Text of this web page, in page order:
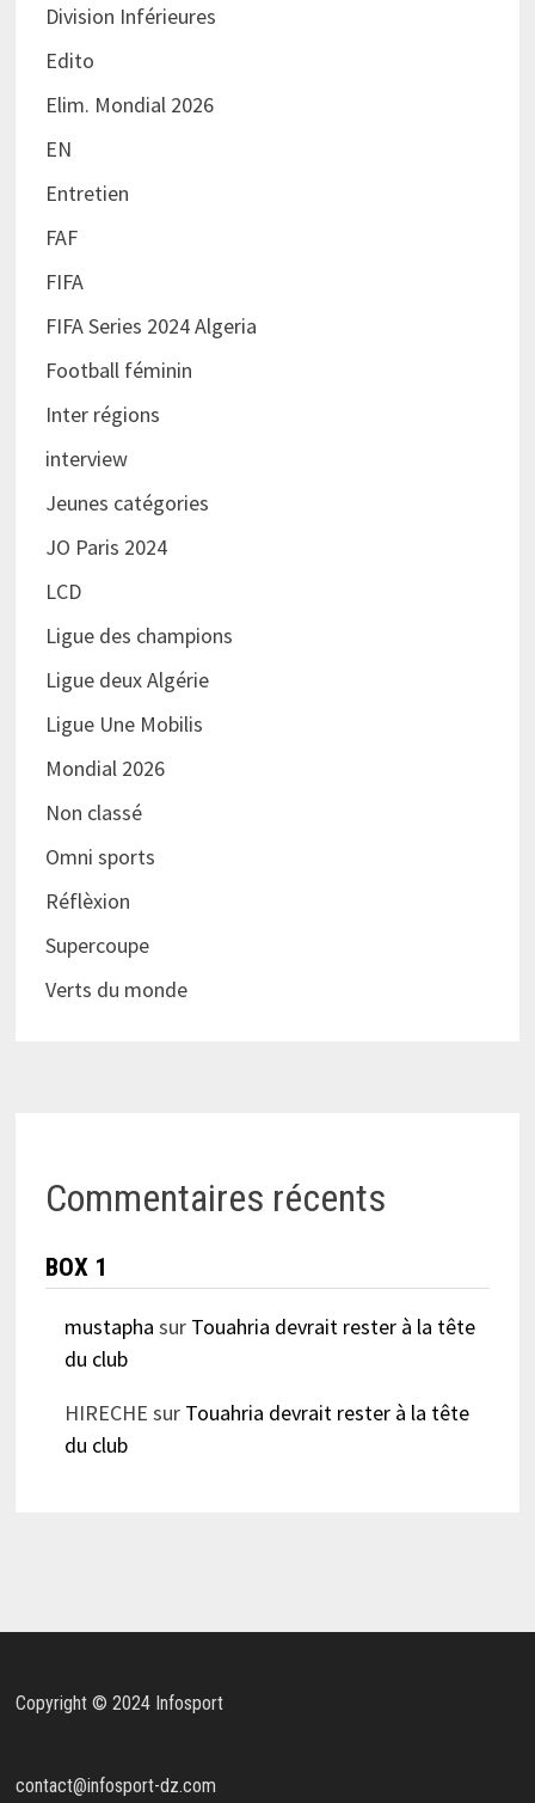
Division Inférieures
Edito
Elim. Mondial 2026
EN
Entretien
FAF
FIFA
FIFA Series 2024 Algeria
Football féminin
Inter régions
interview
Jeunes catégories
JO Paris 2024
LCD
Ligue des champions
Ligue deux Algérie
Ligue Une Mobilis
Mondial 2026
Non classé
Omni sports
Réflèxion
Supercoupe
Verts du monde
Commentaires récents
BOX 1
mustapha sur Touahria devrait rester à la tête
du club
HIRECHE sur Touahria devrait rester à la tête
du club
Copyright © 2024 Infosport
contact@infosport-dz.com